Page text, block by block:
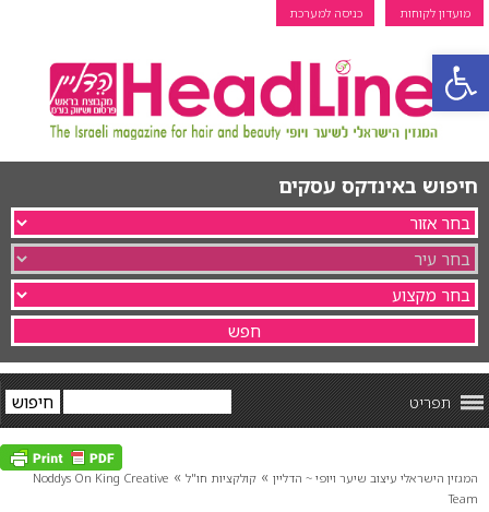
פתח סרגל נגישות
מועדון לקוחות כניסה למערכת
חיפוש באינדקס עסקים
תפריט
המגזין הישראלי עיצוב שיער ויופי ~ הדליין » קולקציות חו"ל »
Noddys On King Creative
Team